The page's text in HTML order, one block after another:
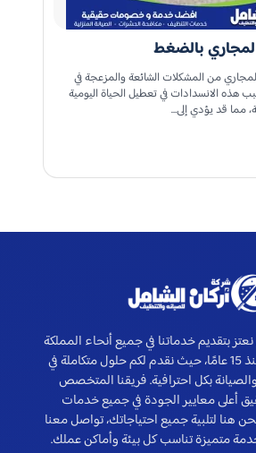
بالضغط
من المشكلات الشائعة والمزعجة في
هذه الانسدادات في تعطيل الحياة اليومية
مما قد يؤدي إلى…
بتقديم خدماتنا في جميع أنحاء المملكة
العربية السعودية منذ 15 عامًا، حيث نقدم لكم حلول متكاملة في
بكل احترافية. فريقنا المتخصص
أعلى معايير الجودة في جميع خدمات
هنا لتلبية جميع احتياجاتك، تواصل معنا
متميزة تناسب كل بيئة وأماكن عملك.